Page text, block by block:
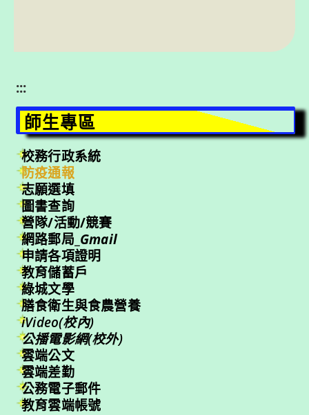
:::
師生專區
校務行政系統
防疫通報
志願選填
圖書查詢
營隊/活動/競賽
網路郵局_ Gmail
申請各項證明
教育儲蓄戶
綠城文學
膳食衛生與食農營養
iVideo(校內)
公播電影網(校外)
雲端公文
雲端差勤
公務電子郵件
教育雲端帳號